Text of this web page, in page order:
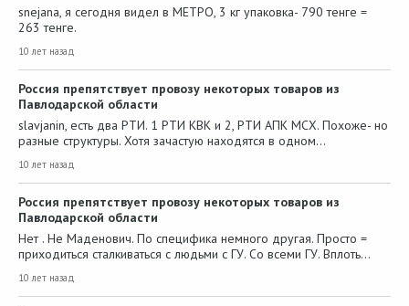
snejana, я сегодня видел в МЕТРО, 3 кг упаковка- 790 тенге =
263 тенге.
10 лет назад
Россия препятствует провозу некоторых товаров из
Павлодарской области
slavjanin, есть два РТИ. 1 РТИ КВК и 2, РТИ АПК МСХ. Похоже- но
разные структуры. Хотя зачастую находятся в одном…
10 лет назад
Россия препятствует провозу некоторых товаров из
Павлодарской области
Нет . Не Маденович. По специфика немного другая. Просто =
приходиться сталкиваться с людьми с ГУ. Со всеми ГУ. Вплоть…
10 лет назад